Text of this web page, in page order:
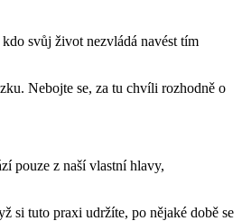
svůj život nezvládá navést tím
Nebojte se, za tu chvíli rozhodně o
pouze z naší vlastní hlavy,
si tuto praxi udržíte, po nějaké době se